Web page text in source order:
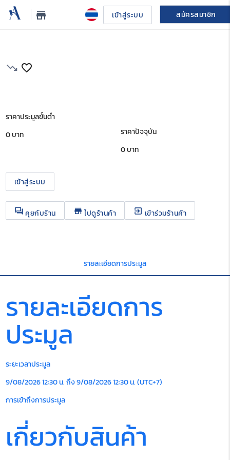
store_mall_directory เข้าสู่ระบบ สมัครสมาชิก
trending_down favorite_border
ราคาประมูลขั้นต่ำ
0 บาท
ราคาปัจจุบัน
0บาท
เข้าสู่ระบบ
question_answer คุยกับร้าน store ไปดูร้านค้า exit_to_app เข้าร่วมร้านค้า
รายละเอียดการประมูล
รายละเอียดการ
ประมูล
ระยะเวลาประมูล
9/08/2026 12:30 น. ถึง 9/08/2026 12:30 น. (UTC+7)
การเข้าถึงการประมูล
เกี่ยวกับสินค้า